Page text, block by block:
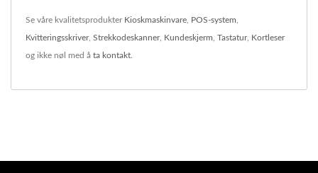
Se våre kvalitetsprodukter Kioskmaskinvare, POS-system,
Kvitteringsskriver, Strekkodeskanner, Kundeskjerm, Tastatur, Kortleser
og ikke nøl med å ta kontakt.